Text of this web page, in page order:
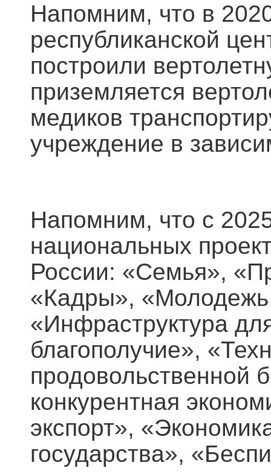
Напомним, что в
республиканской
построили
приземляется
медиков
учреждение в
Напомним, что с
национальных
России: «Семья»,
«Кадры», «Молодежь
«Инфраструктура
благополучие»,
продовольственной
конкурентная
экспорт»,
государства»,